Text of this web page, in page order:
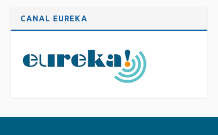
CANAL EUREKA